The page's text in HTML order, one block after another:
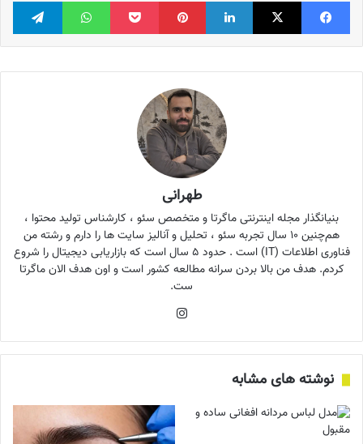
طهرانی
بنیانگذار مجله اینترنتی ماگرتا و متخصص سئو ، کارشناس تولید محتوا ،
هم‌چنین ۱۰ سال تجربه سئو ، تحلیل و آنالیز سایت ها را دارم و رشته من
فناوری اطلاعات (IT) است . حدود ۵ سال است که بازاریابی دیجیتال را شروع
کردم. هدف من بالا بردن سرانه مطالعه کشور است و اون هدف الان ماگرتا
ست.
نوشته های مشابه